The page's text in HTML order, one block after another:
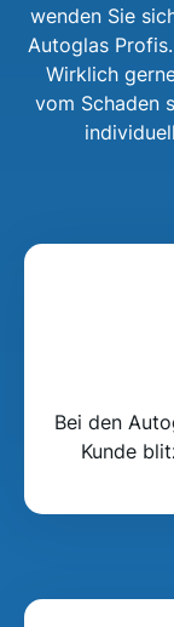
wenden Sie
Autoglas
Wirklich
vom Schaden
Bei den
Kunde